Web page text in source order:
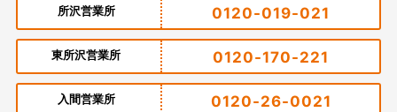
所沢営業所 0120-019-021
東所沢営業所 0120-170-221
入間営業所 0120-26-0021